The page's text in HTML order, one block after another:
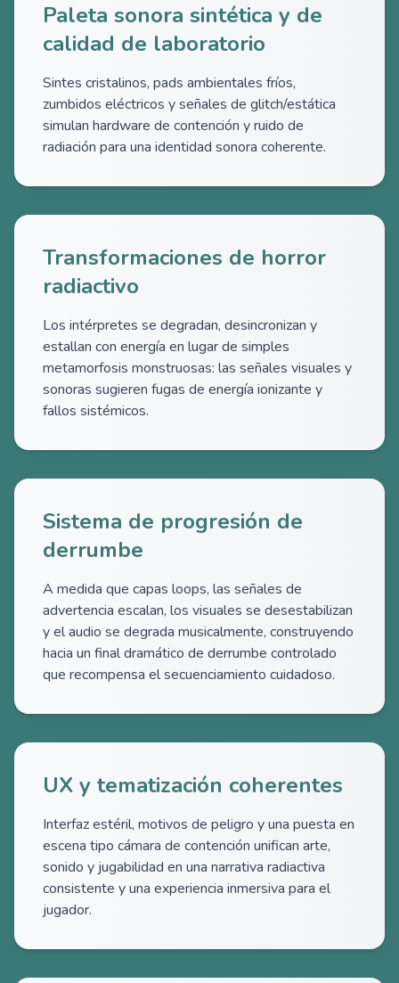
Paleta sonora sintética y de
calidad de laboratorio
Sintes cristalinos, pads ambientales fríos,
zumbidos eléctricos y señales de glitch/estática
simulan hardware de contención y ruido de
radiación para una identidad sonora coherente.
Transformaciones de horror
radiactivo
Los intérpretes se degradan, desincronizan y
estallan con energía en lugar de simples
metamorfosis monstruosas: las señales visuales y
sonoras sugieren fugas de energía ionizante y
fallos sistémicos.
Sistema de progresión de
derrumbe
A medida que capas loops, las señales de
advertencia escalan, los visuales se desestabilizan
y el audio se degrada musicalmente, construyendo
hacia un final dramático de derrumbe controlado
que recompensa el secuenciamiento cuidadoso.
UX y tematización coherentes
Interfaz estéril, motivos de peligro y una puesta en
escena tipo cámara de contención unifican arte,
sonido y jugabilidad en una narrativa radiactiva
consistente y una experiencia inmersiva para el
jugador.